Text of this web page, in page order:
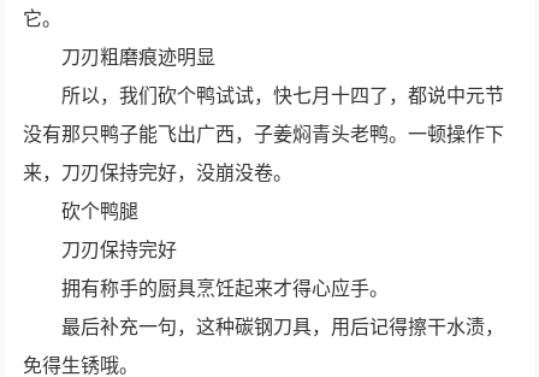
它。
刀刃粗磨痕迹明显
所以，我们砍个鸭试试，快七月十四了，都说中元节
没有那只鸭子能飞出广西，子姜焖青头老鸭。一顿操作下
来，刀刃保持完好，没崩没卷。
砍个鸭腿
刀刃保持完好
拥有称手的厨具烹饪起来才得心应手。
最后补充一句，这种碳钢刀具，用后记得擦干水渍，
免得生锈哦。